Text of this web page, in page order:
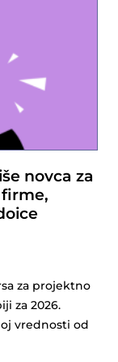
novca za
za projektno
za 2026.
vrednosti od